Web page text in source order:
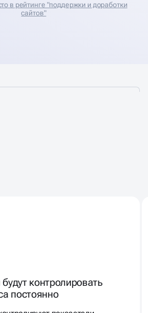
в рейтинге "поддержки и доработки
сайтов"
контролировать
постоянно